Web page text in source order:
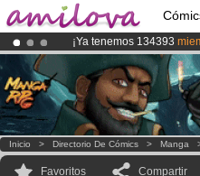
¡Ya tenemos 134393
¡El Kickstarter Amilova
¡Conviertete en
Inicio > Directorio De Cómics > Manga
Favoritos Compartir